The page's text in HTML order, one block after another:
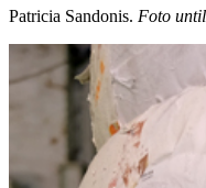
Patricia Sandonis. Foto